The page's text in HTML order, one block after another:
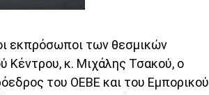
εκπρόσωποι των θεσμικών
Κέντρου, κ. Μιχάλης Τσακού, ο
του ΟΕΒΕ και του Εμπορικού